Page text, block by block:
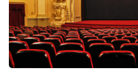
website. Onder andere met
de pagina waar de klant op
wederverkooptickets
nominale waarde. Ook
bij onze prijs en ook nog
dus niet te missen. En